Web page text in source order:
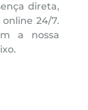
direta,
online 24/7.
a nossa